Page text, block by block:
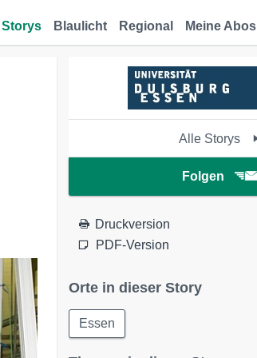
Storys Blaulicht Regional Meine Abos
Alle Storys
Folgen
Druckversion
PDF-Version
Orte in dieser Story
Essen